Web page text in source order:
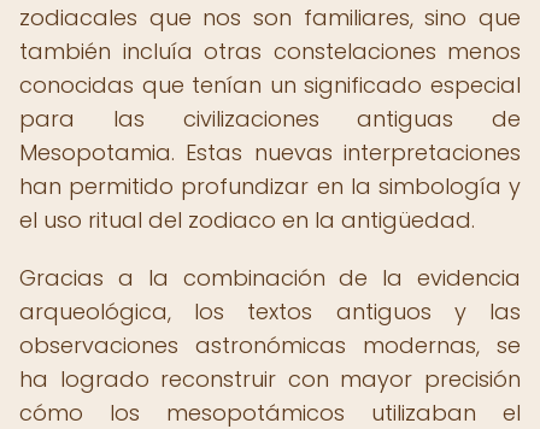
zodiacales que nos son familiares, sino que
también incluía otras constelaciones menos
conocidas que tenían un significado especial
para las civilizaciones antiguas de
Mesopotamia. Estas nuevas interpretaciones
han permitido profundizar en la simbología y
el uso ritual del zodiaco en la antigüedad.
Gracias a la combinación de la evidencia
arqueológica, los textos antiguos y las
observaciones astronómicas modernas, se
ha logrado reconstruir con mayor precisión
cómo los mesopotámicos utilizaban el